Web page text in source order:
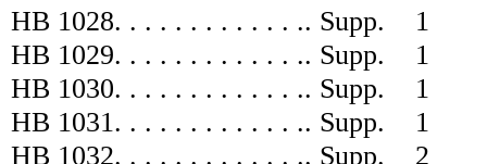
HB 1028. . . . . . . . . . . . .. Supp.
1
HB 1029. . . . . . . . . . . . .. Supp.
1
HB 1030. . . . . . . . . . . . .. Supp.
1
HB 1031. . . . . . . . . . . . .. Supp.
1
HB 1032. . . . . . . . . . . . .. Supp.
2